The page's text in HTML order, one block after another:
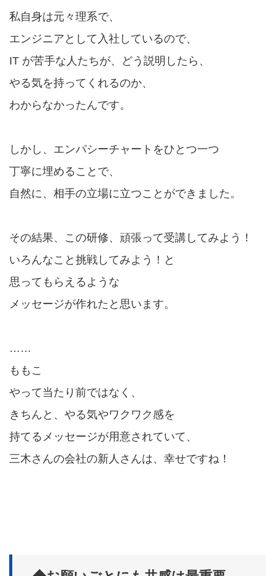
私自身は元々理系で、
エンジニアとして入社しているので、
IT が苦手な人たちが、どう説明したら、
やる気を持ってくれるのか、
わからなかったんです。
しかし、エンパシーチャートをひとつ一つ
丁寧に埋めることで、
自然に、相手の立場に立つことができました。
その結果、この研修、頑張って受講してみよう！
いろんなこと挑戦してみよう！と
思ってもらえるような
メッセージが作れたと思います。
……
ももこ
やって当たり前ではなく、
きちんと、やる気やワクワク感を
持てるメッセージが用意されていて、
三木さんの会社の新人さんは、幸せですね！